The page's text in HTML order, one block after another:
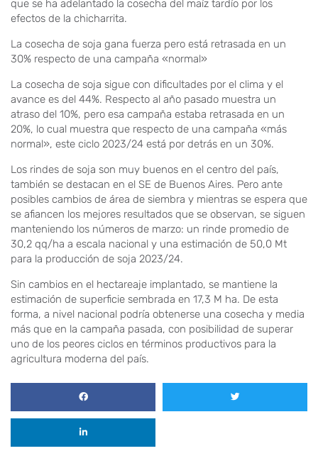
que se ha adelantado la cosecha del maíz tardío por los
efectos de la chicharrita.
La cosecha de soja gana fuerza pero está retrasada en un
30% respecto de una campaña «normal»
La cosecha de soja sigue con dificultades por el clima y el
avance es del 44%. Respecto al año pasado muestra un
atraso del 10%, pero esa campaña estaba retrasada en un
20%, lo cual muestra que respecto de una campaña «más
normal», este ciclo 2023/24 está por detrás en un 30%.
Los rindes de soja son muy buenos en el centro del país,
también se destacan en el SE de Buenos Aires. Pero ante
posibles cambios de área de siembra y mientras se espera que
se afiancen los mejores resultados que se observan, se siguen
manteniendo los números de marzo: un rinde promedio de
30,2 qq/ha a escala nacional y una estimación de 50,0 Mt
para la producción de soja 2023/24.
Sin cambios en el hectareaje implantado, se mantiene la
estimación de superficie sembrada en 17,3 M ha. De esta
forma, a nivel nacional podría obtenerse una cosecha y media
más que en la campaña pasada, con posibilidad de superar
uno de los peores ciclos en términos productivos para la
agricultura moderna del país.